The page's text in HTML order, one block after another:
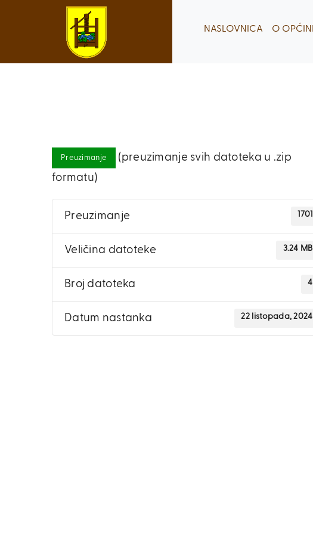
NASLOVNICA O OPĆINI
Preuzimanje
(preuzimanje svih datoteka u .zip
formatu)
Preuzimanje 1701
Veličina datoteke 3.24 MB
Broj datoteka 4
Datum nastanka 22 listopada, 2024